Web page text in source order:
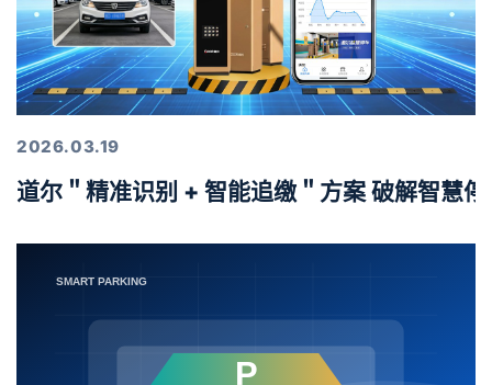
2026.03.19
道尔＂精准识别 + 智能追缴＂方案 破解智慧